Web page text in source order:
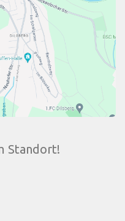
Standort!